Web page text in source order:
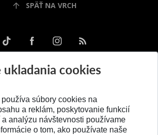
SPÄŤ NA VRCH
Slovenská technická univerzita
ukladania cookies
súbory cookies na
a reklám, poskytovanie funkcií
analýzu návštevnosti používame
o tom, ako používate naše